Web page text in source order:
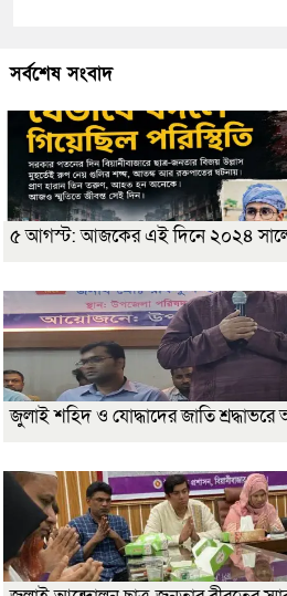
সর্বশেষ সংবাদ
৫ আগস্ট: আজকের এই দিনে ২০২৪ সালে
জুলাই শহিদ ও যোদ্ধাদের জাতি